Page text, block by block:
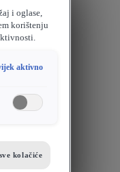
i oglase,
korištenju
aktivno
kolačiće